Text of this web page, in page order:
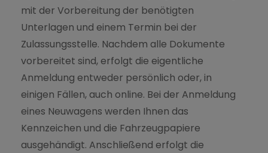
mit der Vorbereitung der benötigten
Unterlagen und einem Termin bei der
Zulassungsstelle. Nachdem alle Dokumente
vorbereitet sind, erfolgt die eigentliche
Anmeldung entweder persönlich oder, in
einigen Fällen, auch online. Bei der Anmeldung
eines Neuwagens werden Ihnen das
Kennzeichen und die Fahrzeugpapiere
ausgehändigt. Anschließend erfolgt die